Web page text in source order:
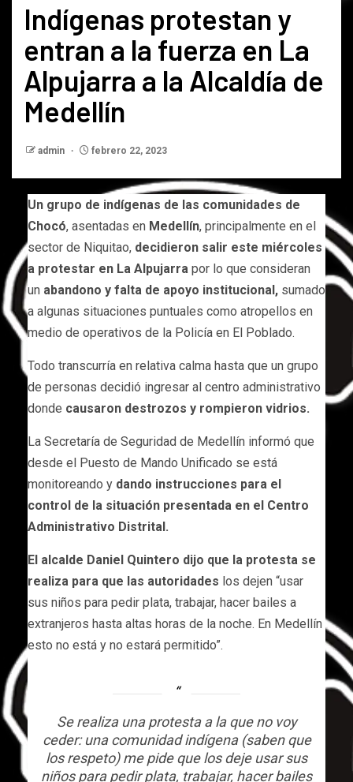
Indígenas protestan y
entran a la fuerza en La
Alpujarra a la Alcaldía de
Medellín
admin febrero 22, 2023
Un grupo de indígenas de las comunidades de
Chocó, asentadas en Medellín, principalmente en el
sector de Niquitao, decidieron salir este miércoles
a protestar en La Alpujarra por lo que consideran
un abandono y falta de apoyo institucional, sumado
a algunas situaciones puntuales como atropellos en
medio de operativos de la Policía en El Poblado.
Todo transcurría en relativa calma hasta que un grupo
de personas decidió ingresar al centro administrativo
donde causaron destrozos y rompieron vidrios.
La Secretaría de Seguridad de Medellín informó que
desde el Puesto de Mando Unificado se está
monitoreando y dando instrucciones para el
control de la situación presentada en el Centro
Administrativo Distrital.
El alcalde Daniel Quintero dijo que la protesta se
realiza para que las autoridades los dejen “usar
sus niños para pedir plata, trabajar, hacer bailes a
extranjeros hasta altas horas de la noche. En Medellín
esto no está y no estará permitido”.
Se realiza una protesta a la que no voy
ceder: una comunidad indígena (saben que
los respeto) me pide que los deje usar sus
niños para pedir plata, trabajar, hacer bailes